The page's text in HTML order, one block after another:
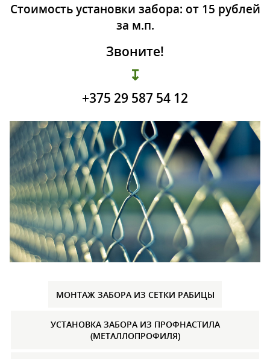
Стоимость установки забора: от 15 рублей
за м.п.
Звоните!
↧
+375 29 587 54 12
МОНТАЖ ЗАБОРА ИЗ СЕТКИ РАБИЦЫ
УСТАНОВКА ЗАБОРА ИЗ ПРОФНАСТИЛА
(МЕТАЛЛОПРОФИЛЯ)